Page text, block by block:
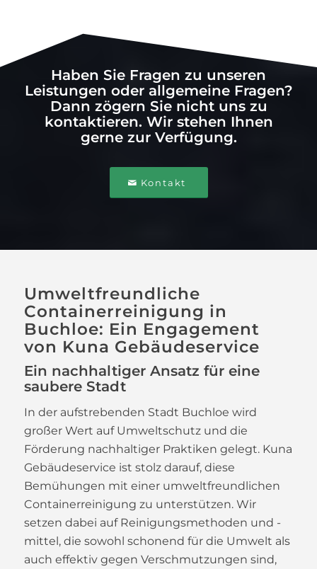
Haben Sie Fragen zu unseren
Leistungen oder allgemeine Fragen?
Dann zögern Sie nicht uns zu
kontaktieren. Wir stehen Ihnen
gerne zur Verfügung.
Kontakt
Umweltfreundliche
Containerreinigung in
Buchloe: Ein Engagement
von Kuna Gebäudeservice
Ein nachhaltiger Ansatz für eine
saubere Stadt
In der aufstrebenden Stadt Buchloe wird
großer Wert auf Umweltschutz und die
Förderung nachhaltiger Praktiken gelegt. Kuna
Gebäudeservice ist stolz darauf, diese
Bemühungen mit einer umweltfreundlichen
Containerreinigung zu unterstützen. Wir
setzen dabei auf Reinigungsmethoden und -
mittel, die sowohl schonend für die Umwelt als
auch effektiv gegen Verschmutzungen sind,